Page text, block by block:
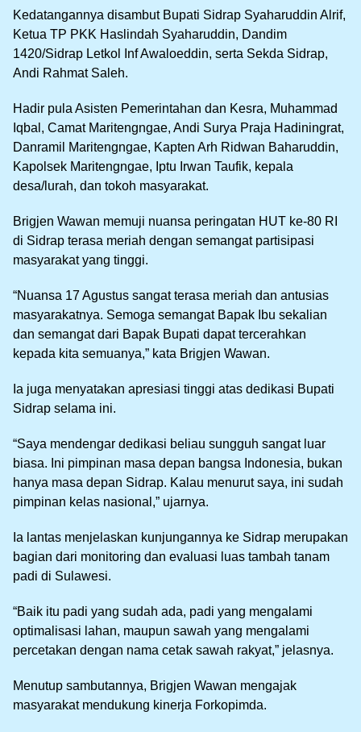
Kedatangannya disambut Bupati Sidrap Syaharuddin Alrif,
Ketua TP PKK Haslindah Syaharuddin, Dandim
1420/Sidrap Letkol Inf Awaloeddin, serta Sekda Sidrap,
Andi Rahmat Saleh.
Hadir pula Asisten Pemerintahan dan Kesra, Muhammad
Iqbal, Camat Maritengngae, Andi Surya Praja Hadiningrat,
Danramil Maritengngae, Kapten Arh Ridwan Baharuddin,
Kapolsek Maritengngae, Iptu Irwan Taufik, kepala
desa/lurah, dan tokoh masyarakat.
Brigjen Wawan memuji nuansa peringatan HUT ke-80 RI
di Sidrap terasa meriah dengan semangat partisipasi
masyarakat yang tinggi.
“Nuansa 17 Agustus sangat terasa meriah dan antusias
masyarakatnya. Semoga semangat Bapak Ibu sekalian
dan semangat dari Bapak Bupati dapat tercerahkan
kepada kita semuanya,” kata Brigjen Wawan.
Ia juga menyatakan apresiasi tinggi atas dedikasi Bupati
Sidrap selama ini.
“Saya mendengar dedikasi beliau sungguh sangat luar
biasa. Ini pimpinan masa depan bangsa Indonesia, bukan
hanya masa depan Sidrap. Kalau menurut saya, ini sudah
pimpinan kelas nasional,” ujarnya.
Ia lantas menjelaskan kunjungannya ke Sidrap merupakan
bagian dari monitoring dan evaluasi luas tambah tanam
padi di Sulawesi.
“Baik itu padi yang sudah ada, padi yang mengalami
optimalisasi lahan, maupun sawah yang mengalami
percetakan dengan nama cetak sawah rakyat,” jelasnya.
Menutup sambutannya, Brigjen Wawan mengajak
masyarakat mendukung kinerja Forkopimda.